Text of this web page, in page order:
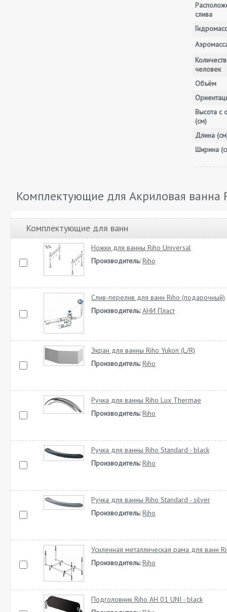
слива
человек
Объём
Высота с
(см)
Длина
Ширина
Комплектующие для Акриловая ванна
Комплектующие для ванн
Ножки для ванны Riho Universal
Производитель: Riho
Слив-перелив для ванн Riho (подарочный)
Производитель: АНИ Пласт
Экран для ванны Riho Yukon (L/R)
Производитель: Riho
Ручка для ванны Riho Lux Thermae
Производитель: Riho
Ручка для ванны Riho Standard - black
Производитель: Riho
Ручка для ванны Riho Standard - silver
Производитель: Riho
Усиленная металлическая рама для ванн
Производитель: Riho
Подголовник Riho AH 01 UNI - black